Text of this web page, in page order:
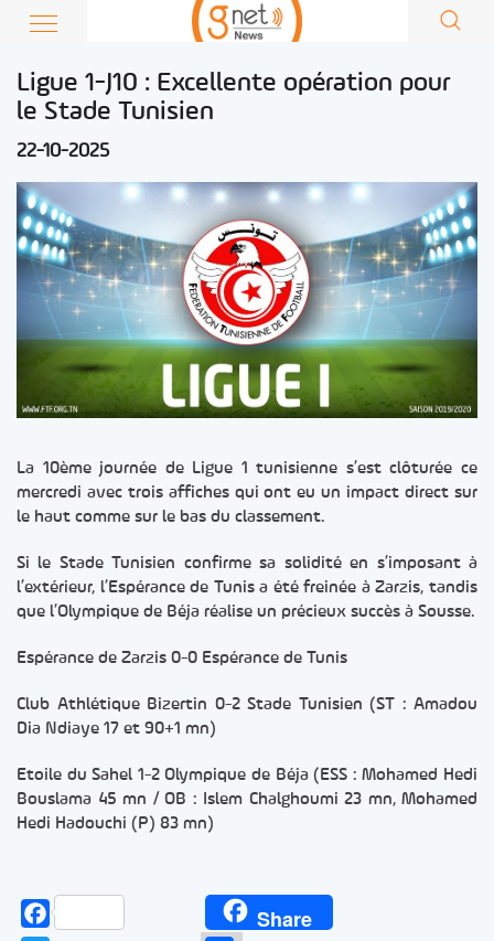
Ligue 1-J10 : Excellente opération pour
le Stade Tunisien
22-10-2025
La 10ème journée de Ligue 1 tunisienne s’est clôturée ce
mercredi avec trois affiches qui ont eu un impact direct sur
le haut comme sur le bas du classement.
Si le Stade Tunisien confirme sa solidité en s’imposant à
l’extérieur, l’Espérance de Tunis a été freinée à Zarzis, tandis
que l’Olympique de Béja réalise un précieux succès à Sousse.
Espérance de Zarzis 0-0 Espérance de Tunis
Club Athlétique Bizertin 0-2 Stade Tunisien (ST : Amadou
Dia Ndiaye 17 et 90+1 mn)
Etoile du Sahel 1-2 Olympique de Béja (ESS : Mohamed Hedi
Bouslama 45 mn / OB : Islem Chalghoumi 23 mn, Mohamed
Hedi Hadouchi (P) 83 mn)
Facebook Share